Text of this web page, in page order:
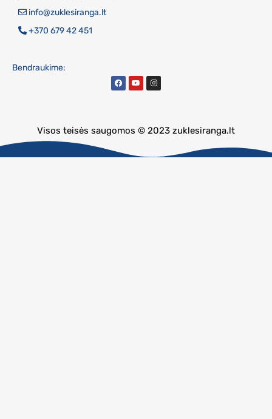
info@zuklesiranga.lt
+370 679 42 451
Bendraukime:
Visos teisės saugomos © 2023 zuklesiranga.lt